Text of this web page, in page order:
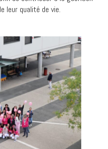
leur qualité de vie.